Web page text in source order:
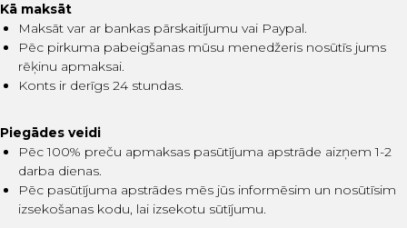
Kā maksāt
Maksāt var ar bankas pārskaitījumu vai Paypal.
Pēc pirkuma pabeigšanas mūsu menedžeris nosūtīs jums
rēķinu apmaksai.
Konts ir derīgs 24 stundas.
Piegādes veidi
Pēc 100% preču apmaksas pasūtījuma apstrāde aizņem 1-2
darba dienas.
Pēc pasūtījuma apstrādes mēs jūs informēsim un nosūtīsim
izsekošanas kodu, lai izsekotu sūtījumu.